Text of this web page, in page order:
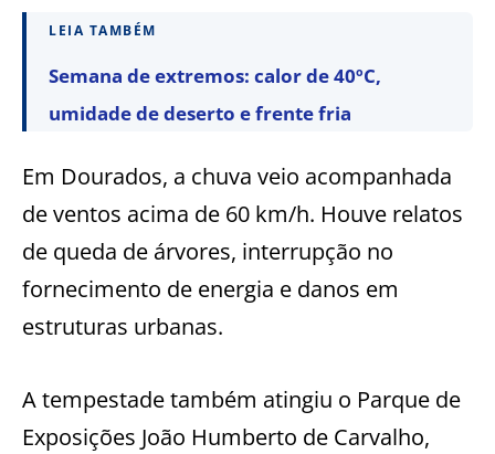
LEIA TAMBÉM
Semana de extremos: calor de 40ºC,
umidade de deserto e frente fria
Em Dourados, a chuva veio acompanhada
de ventos acima de 60 km/h. Houve relatos
de queda de árvores, interrupção no
fornecimento de energia e danos em
estruturas urbanas.
A tempestade também atingiu o Parque de
Exposições João Humberto de Carvalho,